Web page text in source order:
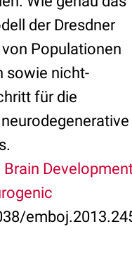
der Dresdner
Populationen
sowie nicht-
für die